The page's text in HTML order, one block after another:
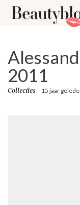
2011
Collecties 15 jaar